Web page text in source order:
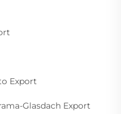
Export
Glasdach Export